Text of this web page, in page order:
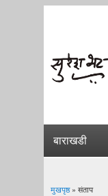
मुखपृष्ठ» संताप